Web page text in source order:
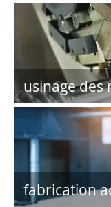
usinage des
fabrication